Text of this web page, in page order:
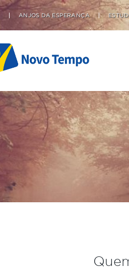
ANJOS DA ESPERANÇA